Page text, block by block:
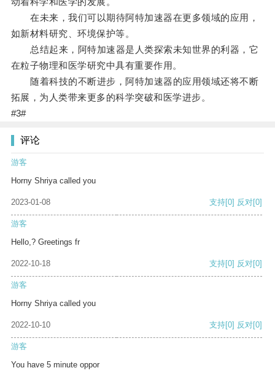
在未来，我们可以期待阿特加速器在更多领域的应用，
如新材料研究、环境保护等。
总结起来，阿特加速器是人类探索未知世界的利器，它
在粒子物理和医学研究中具有重要作用。
随着科技的不断进步，阿特加速器的应用领域还将不断
拓展，为人类带来更多的科学突破和医学进步。
#3#
评论
游客
Horny Shriya called you
2023-01-08 支持[0] 反对[0]
游客
Hello,? Greetings fr
2022-10-18 支持[0] 反对[0]
游客
Horny Shriya called you
2022-10-10 支持[0] 反对[0]
游客
You have 5 minute oppor